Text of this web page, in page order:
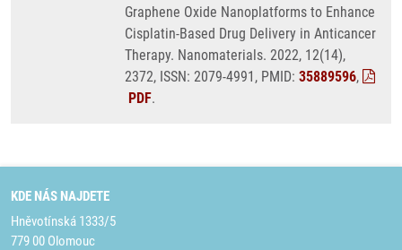
Graphene Oxide Nanoplatforms to Enhance
Cisplatin-Based Drug Delivery in Anticancer
Therapy. Nanomaterials. 2022, 12(14),
2372, ISSN: 2079-4991, PMID: 35889596,
PDF.
KDE NÁS NAJDETE
Hněvotínská 1333/5
779 00 Olomouc